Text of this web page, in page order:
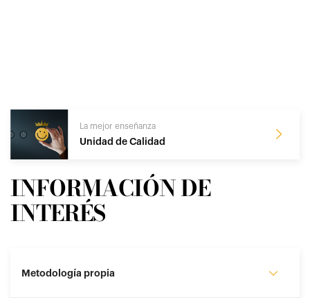
La mejor enseñanza
Unidad de Calidad
INFORMACIÓN DE
INTERÉS
Metodología propia